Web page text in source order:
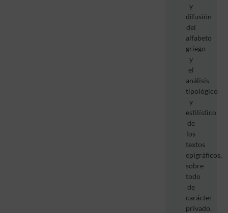
y
difusión
del
alfabeto
griego
y
el
análisis
tipológico
y
estilístico
de
los
textos
epigráficos,
sobre
todo
de
carácter
privado.